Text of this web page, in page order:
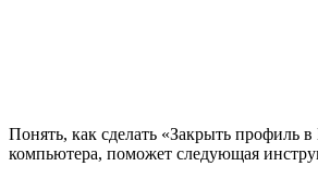
Понять, как сделать «Закрыть профиль
компьютера, поможет следующая